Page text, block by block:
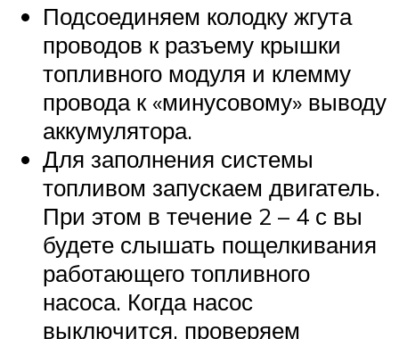
Подсоединяем колодку жгута
проводов к разъему крышки
топливного модуля и клемму
провода к «минусовому» выводу
аккумулятора.
Для заполнения системы
топливом запускаем двигатель.
При этом в течение 2 – 4 с вы
будете слышать пощелкивания
работающего топливного
насоса. Когда насос
выключится, проверяем